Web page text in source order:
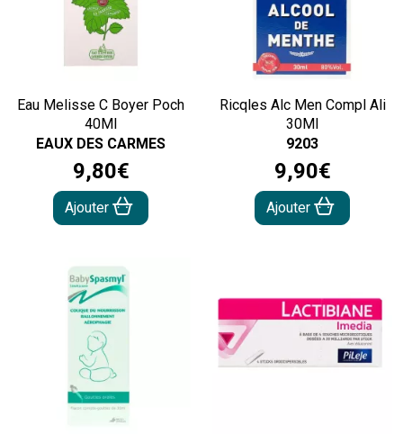
Eau Melisse C Boyer Poch
40Ml
EAUX DES CARMES
9,80€
Ajouter
Ricqles Alc Men Compl Ali
30Ml
9203
9,90€
Ajouter